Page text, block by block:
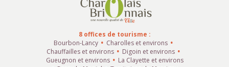
8 offices de tourisme :
Bourbon-Lancy
Charolles et environs
Chauffailles et environs
Digoin et environs
Gueugnon et environs
La Clayette et environs